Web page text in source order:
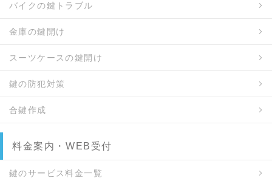
バイクの鍵トラブル
金庫の鍵開け
スーツケースの鍵開け
鍵の防犯対策
合鍵作成
料金案内・WEB受付
鍵のサービス料金一覧